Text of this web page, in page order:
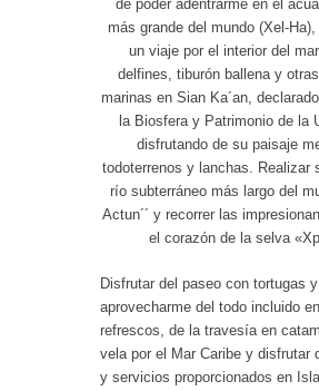
de poder adentrarme en el
más grande del mundo (Xel-
un viaje por el interior del
delfines, tiburón ballena y
marinas en Sian Ka´an,
la Biosfera y Patrimonio de la
disfrutando de su paisaje
todoterrenos y lanchas. Realizar
río subterráneo más largo del
Actun´´ y recorrer las
el corazón de la selva
Disfrutar del paseo con tortugas y
aprovecharme del todo incluido
refrescos, de la travesía en
vela por el Mar Caribe y disfrutar
y servicios proporcionados en